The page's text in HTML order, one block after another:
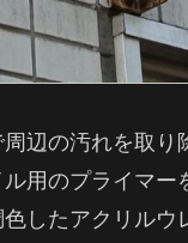
辺の汚れを取り
用のプライマー
したアクリルウ